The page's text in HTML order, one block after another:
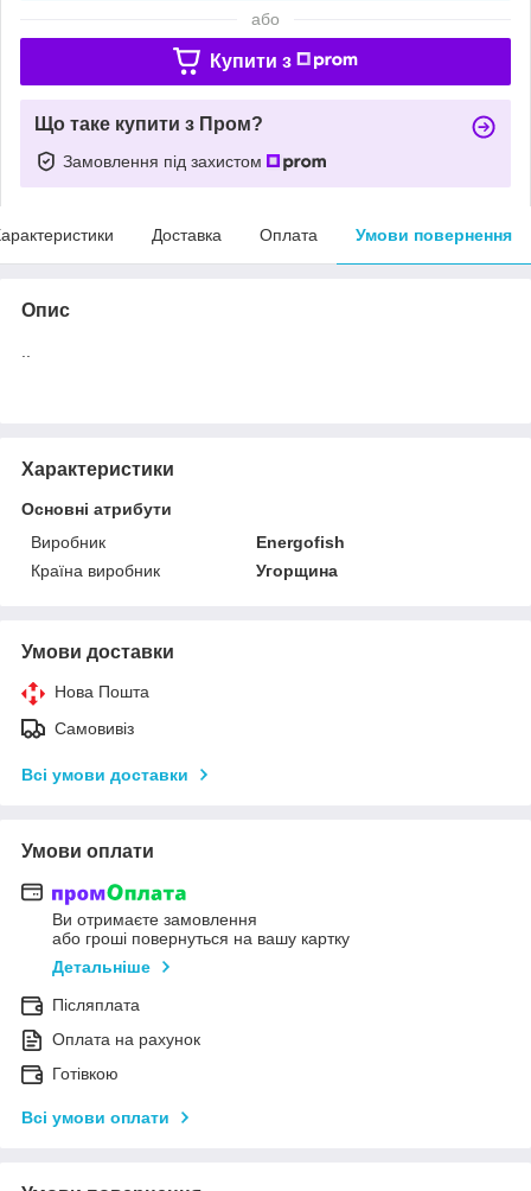
або
Купити з
Що таке купити з Пром?
Замовлення під захистом
Доставка Оплата Умови повернення
Опис
Характеристики
Основні атрибути
Виробник
Energofish
Країна виробник
Угорщина
Умови доставки
Нова Пошта
Самовивіз
Всі умови доставки
Умови оплати
Ви отримаєте замовлення
або гроші повернуться на вашу картку
Детальніше
Післяплата
Оплата на рахунок
Готівкою
Всі умови оплати